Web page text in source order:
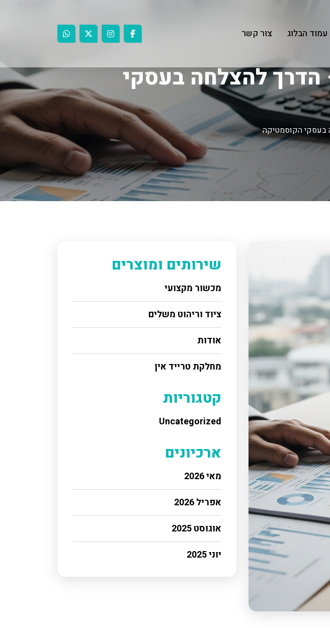
עמוד הבלוג צור קשר
הדרך להצלחה בעסקי
בעסקי הקוסמטיקה
שירותים ומוצרים
מכשור מקצועי
ציוד וריהוט משלים
אודות
מחלקת טרייד אין
קטגוריות
Uncategorized
ארכיונים
מאי 2026
אפריל 2026
אוגוסט 2025
יוני 2025